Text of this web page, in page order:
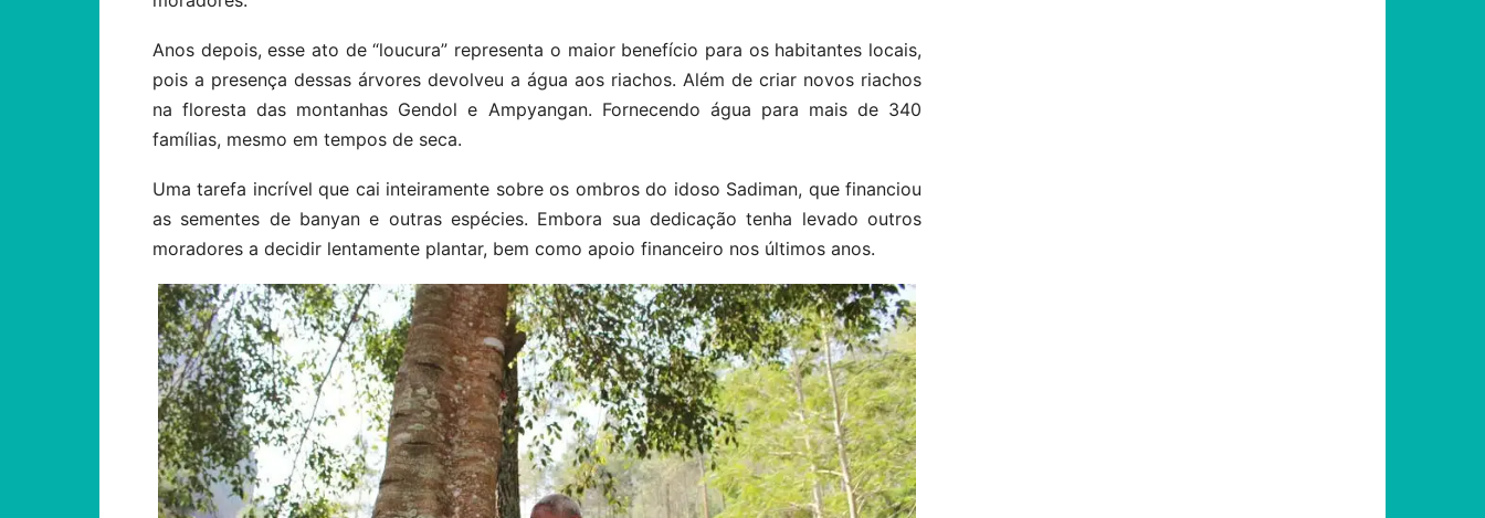
Anos depois, esse ato de “loucura” representa o maior benefício para os habitantes locais,
pois a presença dessas árvores devolveu a água aos riachos. Além de criar novos riachos
na floresta das montanhas Gendol e Ampyangan. Fornecendo água para mais de 340
famílias, mesmo em tempos de seca.
Uma tarefa incrível que cai inteiramente sobre os ombros do idoso Sadiman, que financiou
as sementes de banyan e outras espécies. Embora sua dedicação tenha levado outros
moradores a decidir lentamente plantar, bem como apoio financeiro nos últimos anos.